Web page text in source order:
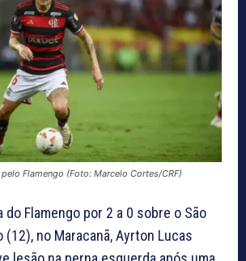
Flamengo (Foto: Marcelo Cortes/CRF)
do Flamengo por 2 a 0 sobre o São
(12), no Maracanã, Ayrton Lucas